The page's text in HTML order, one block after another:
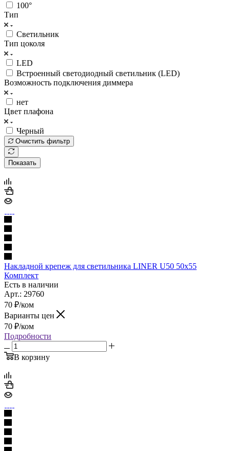
100°
Тип
Светильник
Тип цоколя
LED
Встроенный светодиодный светильник (LED)
Возможность подключения диммера
нет
Цвет плафона
Черный
Очистить фильтр
Показать
Накладной крепеж для светильника LINER U50 50x55
Комплект
Есть в наличии
Арт.: 29760
70 ₽/ком
Варианты цен
70 ₽/ком
Подробности
В корзину